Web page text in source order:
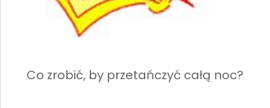
Co zrobić, by przetańczyć całą noc?